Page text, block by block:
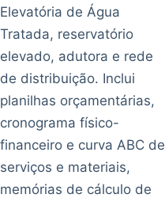
Elevatória de Água
Tratada, reservatório
elevado, adutora e rede
de distribuição. Inclui
planilhas orçamentárias,
cronograma físico-
financeiro e curva ABC de
serviços e materiais,
memórias de cálculo de